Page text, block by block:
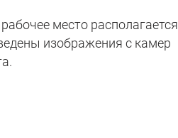
место располагается
изображения с камер